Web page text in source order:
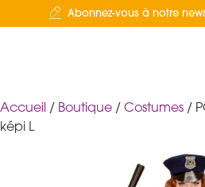
Abonnez-vous à notre
Accueil / Boutique / Costumes /
képi L